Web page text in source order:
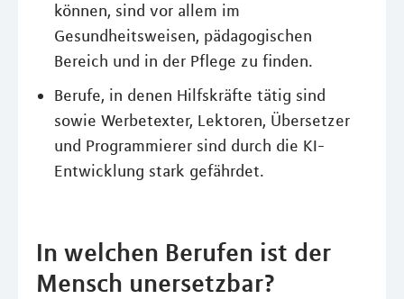
können, sind vor allem im
Gesundheitsweisen, pädagogischen
Bereich und in der Pflege zu finden.
Berufe, in denen Hilfskräfte tätig sind
sowie Werbetexter, Lektoren, Übersetzer
und Programmierer sind durch die KI-
Entwicklung stark gefährdet.
In welchen Berufen ist der
Mensch unersetzbar?